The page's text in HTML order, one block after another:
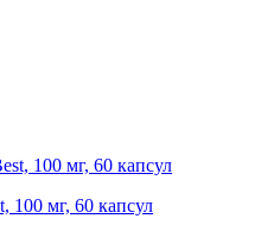
100 мг, 60 капсул